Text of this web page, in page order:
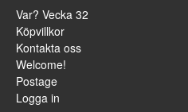
Var? Vecka 32
Köpvillkor
Kontakta oss
Welcome!
Postage
Logga in